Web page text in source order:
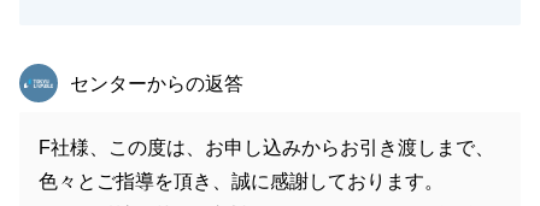
東急リバブル
センターからの返答
F社様、この度は、お申し込みからお引き渡しまで、
色々とご指導を頂き、誠に感謝しております。